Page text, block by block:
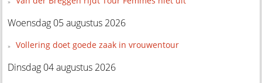
Woensdag 05 augustus 2026
Vollering doet goede zaak in vrouwentour
Dinsdag 04 augustus 2026